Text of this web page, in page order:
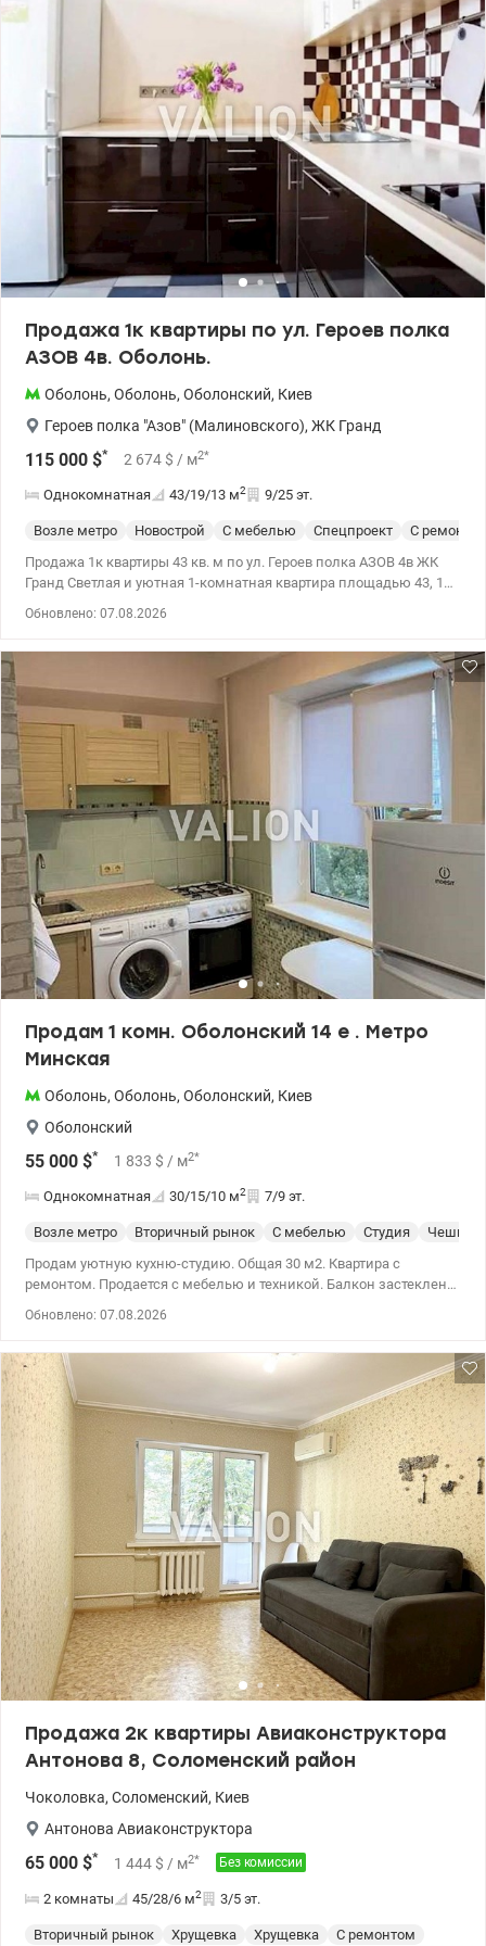
метро Дорогожичи 10 минут пешком. Рядом парк, остановка
общественного транспорта. Школы, детские дошкольные
учреждения, магазины, банки, аптеки в пешей доступности.
Цена 45000 у.е.Без комиссии. 0503842286, 0975300039 Алла,
valion.ua/1555305
Продажа 1к квартиры по ул. Героев полка
АЗОВ 4в. Оболонь.
Оболонь, Оболонь, Оболонский, Киев
Героев полка "Азов" (Малиновского), ЖК Гранд
115 000 $* 2 674 $ / м2*
Однокомнатная 43/19/13 м2 9/25 эт.
Возле метро Новострой С мебелью Спецпроект
С
Продажа 1к квартиры 43 кв. м по ул. Героев полка АЗОВ 4в ЖК
Гранд Светлая и уютная 1-комнатная квартира площадью 43, 1
аренду. Имеется бойлер на 65 л. Дом расположен в престижном
районе Оболони, по ул. Героев полка Азов, 4в. Рядом находятся
станция метро, ​​супермаркеты, торговые центры, кафе, школы,
детские сады, спортивные клубы и живописная Оболонская
набережная – все необходимое для комфортной жизни в пешей
доступности. Идеальный вариант как для собственного
проживания, так и выгодной инвестиции под арендный бизнес.
Цена 115000 у.е. Инна 0979501565, valion.ua/1155293
Обновлено: 07.08.2026
Продам 1 комн. Оболонский 14 е . Метро
Минская
Оболонь, Оболонь, Оболонский, Киев
Оболонский
55 000 $* 1 833 $ / м2*
Однокомнатная 30/15/10 м2 7/9 эт.
Возле метро Вторичный рынок С мебелью Студия
Чешка
Продам уютную кухню-студию. Общая 30 м2. Квартира с
ремонтом. Продается с мебелью и техникой. Балкон застеклен.
Обновлено: 07.08.2026
Продажа 2к квартиры Авиаконструктора
Антонова 8, Соломенский район
Чоколовка, Соломенский, Киев
Антонова Авиаконструктора
65 000 $* 1 444 $ / м2* Без комиссии
2 комнаты 45/28/6 м2 3/5 эт.
Вторичный рынок Хрущевка Хрущевка
С ремонтом